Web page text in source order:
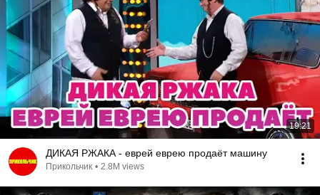
19:21
ДИКАЯ РЖАКА - еврей еврею продаёт машину
Прикольчик • 2.8M views